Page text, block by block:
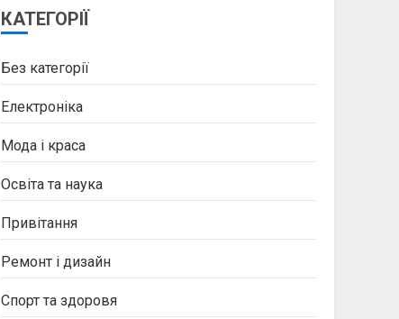
КАТЕГОРІЇ
Без категорії
Електроніка
Мода і краса
Освіта та наука
Привітання
Ремонт і дизайн
Спорт та здоровя